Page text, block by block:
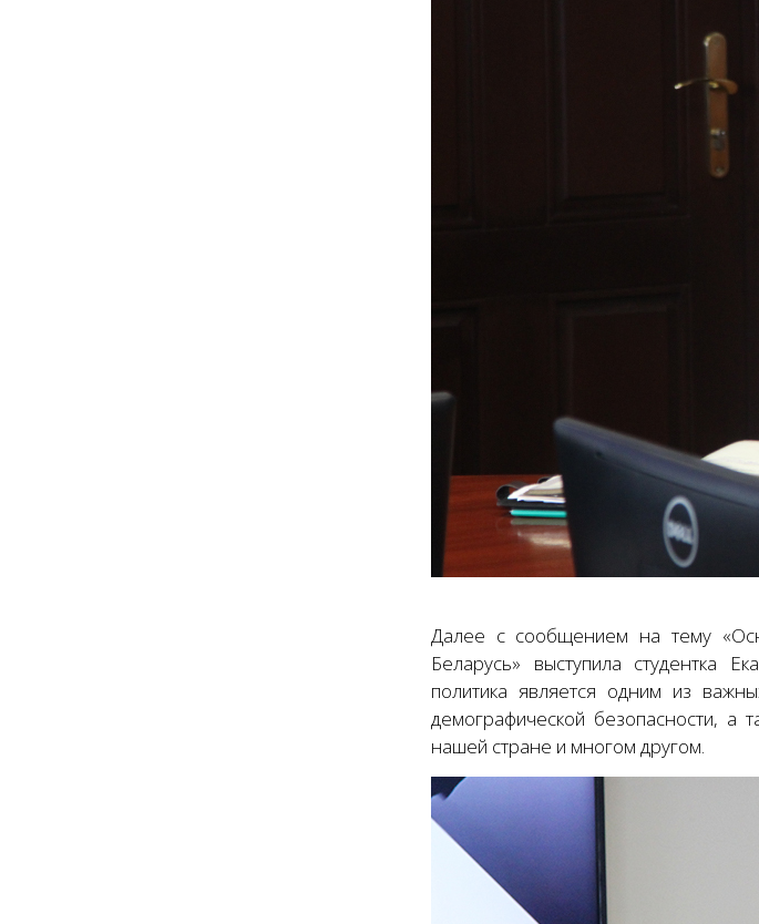
Далее с сообщением на тему
Беларусь» выступила студентка
политика является одним из
демографической безопасности, а
нашей стране и многом другом.